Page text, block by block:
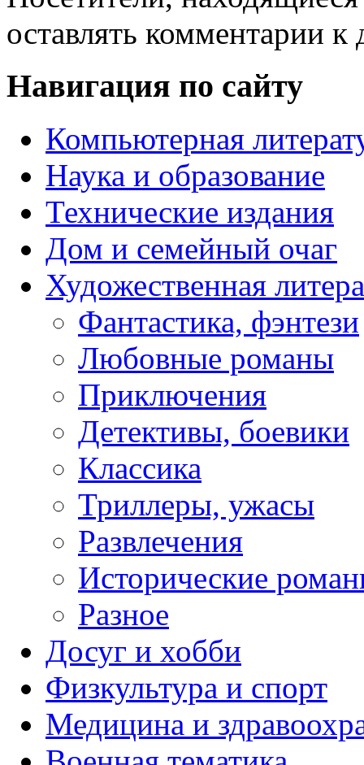
оставлять комментарии к
Навигация по сайту
Компьютерная
Наука и образование
Технические издания
Дом и семейный очаг
Художественная
Фантастика, фэнтези
Любовные романы
Приключения
Детективы, боевики
Классика
Триллеры, ужасы
Развлечения
Исторические
Разное
Досуг и хобби
Физкультура и спорт
Медицина и